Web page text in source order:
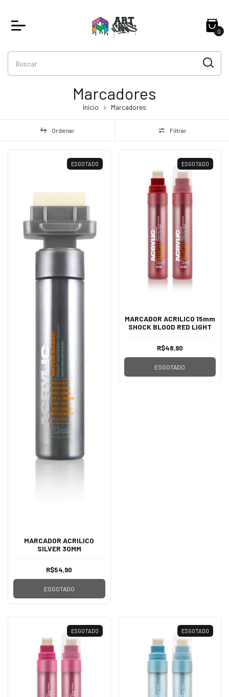
0
Marcadores
Início Marcadores
Ordenar Filtrar
ESGOTADO
MARCADOR ACRILICO
SILVER 30MM
R$54,90
ESGOTADO
ESGOTADO
MARCADOR ACRILICO 15mm
SHOCK BLOOD RED LIGHT
R$48,90
ESGOTADO
ESGOTADO ESGOTADO